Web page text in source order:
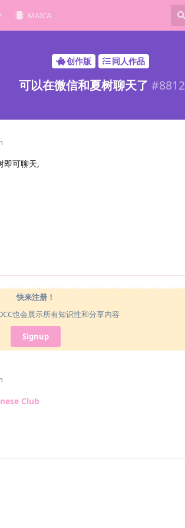
MAICA
创作版 同人作品
可以在微信和夏树聊天了 #8812
即可聊天,
快来注册！
也会展示所有知识性和分享内容
Signup
Club